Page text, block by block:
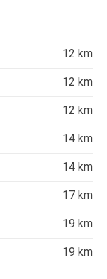
12 km
12 km
12 km
14 km
14 km
17 km
19 km
19 km